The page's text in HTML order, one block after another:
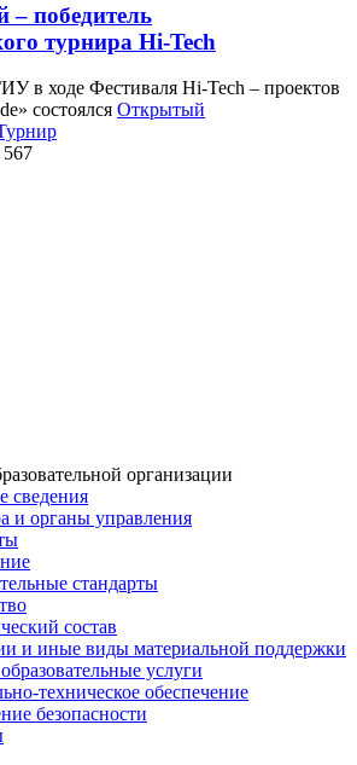
– победитель
турнира Hi-Tech
в ходе Фестиваля Hi-Tech – проектов
состоялся Открытый
организации
сведения
и органы управления
стандарты
состав
и иные виды материальной поддержки
услуги
техническое обеспечение
безопасности